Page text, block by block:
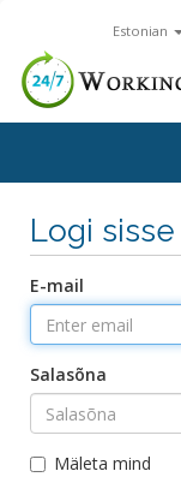
Estonian
Logi sisse
E-mail
Salasõna
Mäleta mind